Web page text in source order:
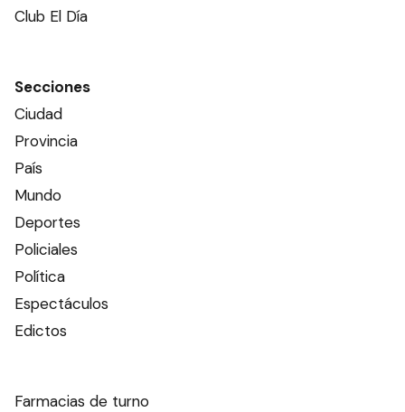
Club El Día
Secciones
Ciudad
Provincia
País
Mundo
Deportes
Policiales
Política
Espectáculos
Edictos
Farmacias de turno